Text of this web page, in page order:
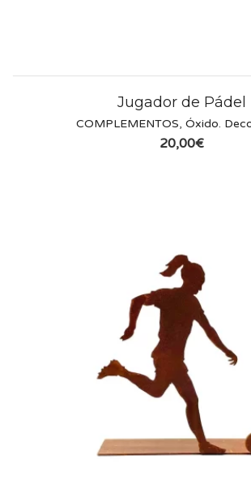
Jugador de Pádel
COMPLEMENTOS, Óxido.
20,00€